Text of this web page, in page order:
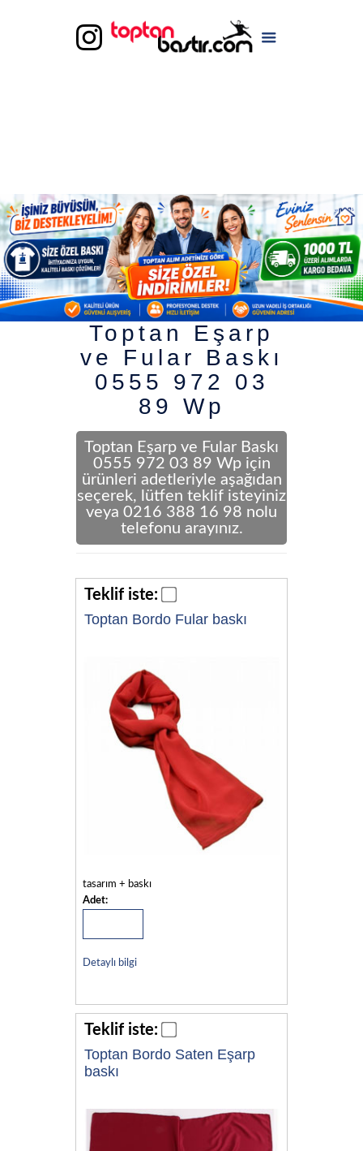
Toptan Eşarp
ve Fular Baskı
0555 972 03
89 Wp
Toptan Eşarp ve Fular Baskı
0555 972 03 89 Wp için
ürünleri adetleriyle aşağıdan
seçerek, lütfen teklif isteyiniz
veya 0216 388 16 98 nolu
telefonu arayınız.
Teklif iste:
Toptan Bordo Fular baskı
tasarım + baskı
Adet:
Detaylı bilgi
Teklif iste:
Toptan Bordo Saten Eşarp
baskı